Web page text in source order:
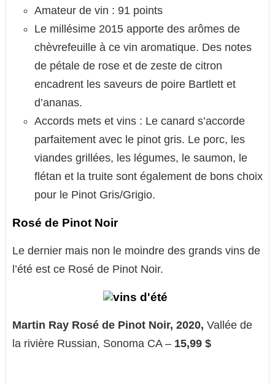
Amateur de vin : 91 points
Le millésime 2015 apporte des arômes de
chèvrefeuille à ce vin aromatique. Des notes
de pétale de rose et de zeste de citron
encadrent les saveurs de poire Bartlett et
d’ananas.
Accords mets et vins : Le canard s’accorde
parfaitement avec le pinot gris. Le porc, les
viandes grillées, les légumes, le saumon, le
flétan et la truite sont également de bons choix
pour le Pinot Gris/Grigio.
Rosé de Pinot Noir
Le dernier mais non le moindre des grands vins de
l’été est ce Rosé de Pinot Noir.
Martin Ray Rosé de Pinot Noir, 2020, Vallée de
la rivière Russian, Sonoma CA – 15,99 $